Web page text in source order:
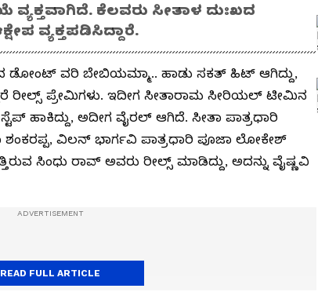
ವ್ಯಕ್ತವಾಗಿದೆ. ಕೆಲವರು ಸೀತಾಳ ದುಃಖದ
ವ್ಯಕ್ತಪಡಿಸಿದ್ದಾರೆ.
ವರಿ ಬೇಬಿಯಮ್ಮಾ.. ಹಾಡು ಸಕತ್​ ಹಿಟ್​ ಆಗಿದ್ದು,
ರೀಲ್ಸ್ ಪ್ರೇಮಿಗಳು. ಇದೀಗ ಸೀತಾರಾಮ ಸೀರಿಯಲ್​ ಟೀಮಿನ
ಹಾಕಿದ್ದು, ಅದೀಗ ವೈರಲ್​ ಆಗಿದೆ. ಸೀತಾ ಪಾತ್ರಧಾರಿ
ವಿಲನ್​ ಭಾರ್ಗವಿ ಪಾತ್ರಧಾರಿ ಪೂಜಾ ಲೋಕೇಶ್​
ಸಿಂಧು ರಾವ್​ ಅವರು ರೀಲ್ಸ್​ ಮಾಡಿದ್ದು, ಅದನ್ನು ವೈಷ್ಣವಿ
READ FULL ARTICLE